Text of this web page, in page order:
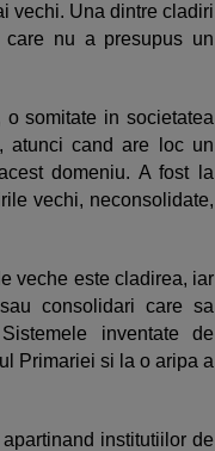
vechi. Una dintre cladiri
care nu a presupus un
o somitate in societatea
atunci cand are loc un
domeniu. A fost la
vechi, neconsolidate,
veche este cladirea, iar
consolidari care sa
inventate de
Primariei si la o aripa a
institutiilor de